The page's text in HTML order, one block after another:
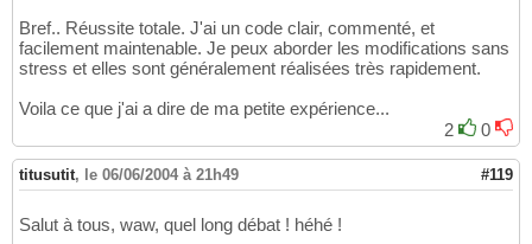
Bref.. Réussite totale. J'ai un code clair, commenté, et
facilement maintenable. Je peux aborder les modifications sans
stress et elles sont généralement réalisées très rapidement.
Voila ce que j'ai a dire de ma petite expérience...
2
0
titusutit, le 06/06/2004 à 21h49 #119
Salut à tous, waw, quel long débat ! héhé !